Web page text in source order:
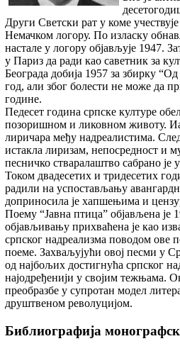
Други Светски рат у коме
Немачком логору. По изласку
настале у логору објављује 1947.
у Париз да ради као саветник за
Београда добија 1957 за збирку
год, али због болести не може да
године.
Педесет година српске културе
позоришном и ликовном животу.
лиричара међу надреалистима.
истакла лиризам, непосредност и
песничко стваралаштво сабрано
Током двадесетих и тридесетих
радили на успостављању
доприносила је хапшењима и
Поему “Јавна птица” објављена је
објављивању прихваћена је као
српског надреализма поводом ове
поеме. Захваљујући овој песми у
од најбољих достигнућа српског
најодређенији у својим тежњама.
преобразбе у супротан модел
друштвеном револуцијом.
Библиографија